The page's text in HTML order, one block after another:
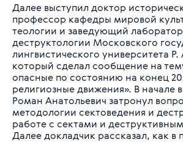
Далее выступил доктор
профессор кафедры мировой
теологии и заведующий
деструктологии Московского
лингвистического университета
который сделал сообщение на
опасные по состоянию на конец
религиозные движения». В начале
Роман Анатольевич затронул
методологии сектоведения и
работе с сектами и
Далее докладчик рассказал, как в